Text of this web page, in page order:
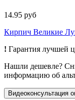
14.95 руб
Кирпич Великие
! Гарантия лучшей
Нашли дешевле?
информацию об